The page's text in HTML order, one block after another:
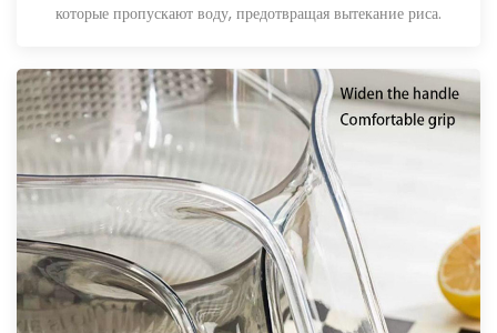
которые пропускают воду, предотвращая вытекание риса.